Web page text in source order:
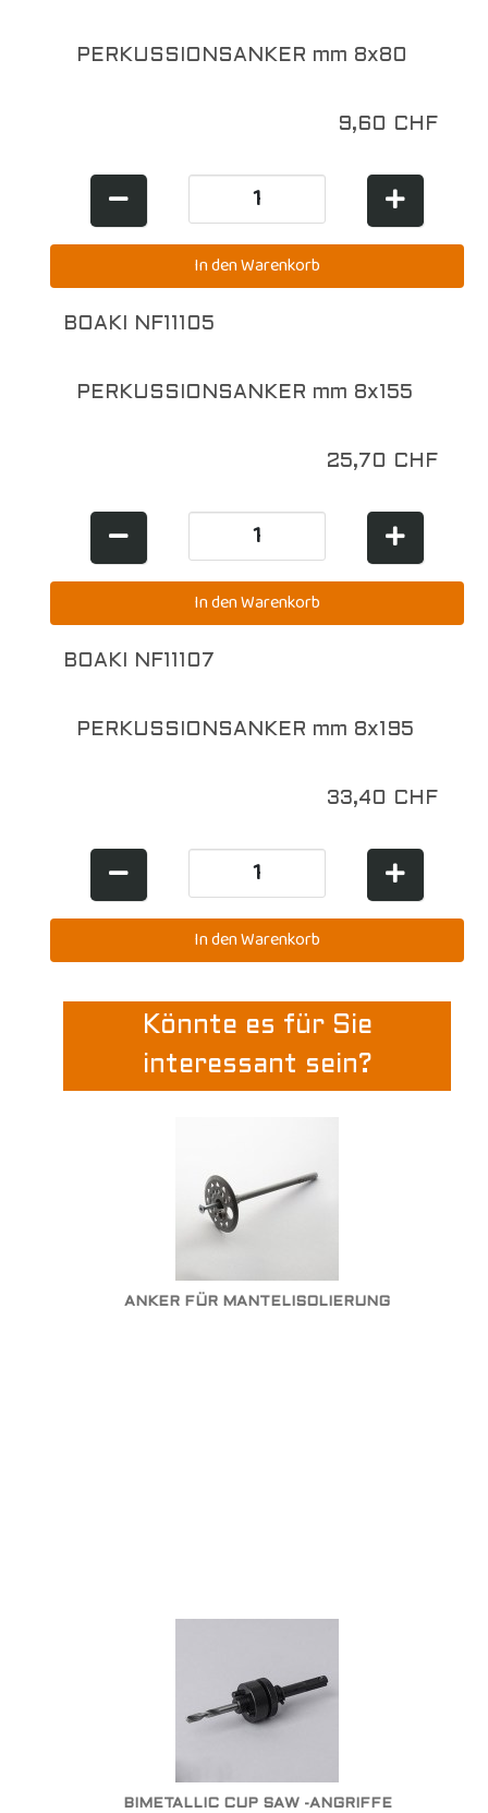
PERKUSSIONSANKER mm 8x80
9,60 CHF
BOAKI NF11105
PERKUSSIONSANKER mm 8x155
25,70 CHF
BOAKI NF11107
PERKUSSIONSANKER mm 8x195
33,40 CHF
Könnte es für Sie
interessant sein?
ANKER FÜR MANTELISOLIERUNG
BIMETALLIC CUP SAW -ANGRIFFE